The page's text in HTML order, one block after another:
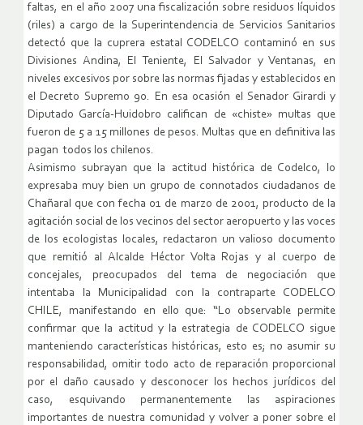
faltas, en el año 2007 una fiscalización sobre residuos líquidos
(riles) a cargo de la Superintendencia de Servicios Sanitarios
detectó que la cuprera estatal CODELCO contaminó en sus
Divisiones Andina, El Teniente, El Salvador y Ventanas, en
niveles excesivos por sobre las normas fijadas y establecidos en
el Decreto Supremo 90. En esa ocasión el Senador Girardi y
Diputado García-Huidobro califican de «chiste» multas que
fueron de 5 a 15 millones de pesos. Multas que en definitiva las
pagan todos los chilenos.
Asimismo subrayan que la actitud histórica de Codelco, lo
expresaba muy bien un grupo de connotados ciudadanos de
Chañaral que con fecha 01 de marzo de 2001, producto de la
agitación social de los vecinos del sector aeropuerto y las voces
de los ecologistas locales, redactaron un valioso documento
que remitió al Alcalde Héctor Volta Rojas y al cuerpo de
concejales, preocupados del tema de negociación que
intentaba la Municipalidad con la contraparte CODELCO
CHILE, manifestando en ello que: “Lo observable permite
confirmar que la actitud y la estrategia de CODELCO sigue
manteniendo características históricas, esto es; no asumir su
responsabilidad, omitir todo acto de reparación proporcional
por el daño causado y desconocer los hechos jurídicos del
caso, esquivando permanentemente las aspiraciones
importantes de nuestra comunidad y volver a poner sobre el